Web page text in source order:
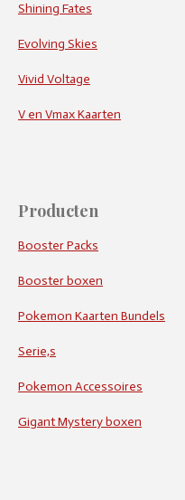
Shining Fates
Evolving Skies
Vivid Voltage
V en Vmax Kaarten
Producten
Booster Packs
Booster boxen
Pokemon Kaarten Bundels
Serie,s
Pokemon Accessoires
Gigant Mystery boxen